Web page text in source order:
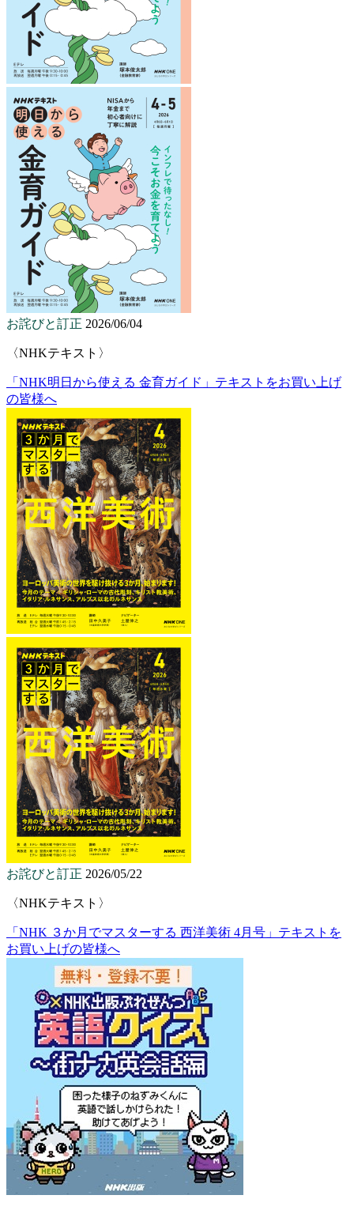
お詫びと訂正 2026/06/04
〈NHKテキスト〉
「NHK明日から使える 金育ガイド」テキストをお買い上げ
の皆様へ
お詫びと訂正 2026/05/22
〈NHKテキスト〉
「NHK ３か月でマスターする 西洋美術 4月号」テキストを
お買い上げの皆様へ